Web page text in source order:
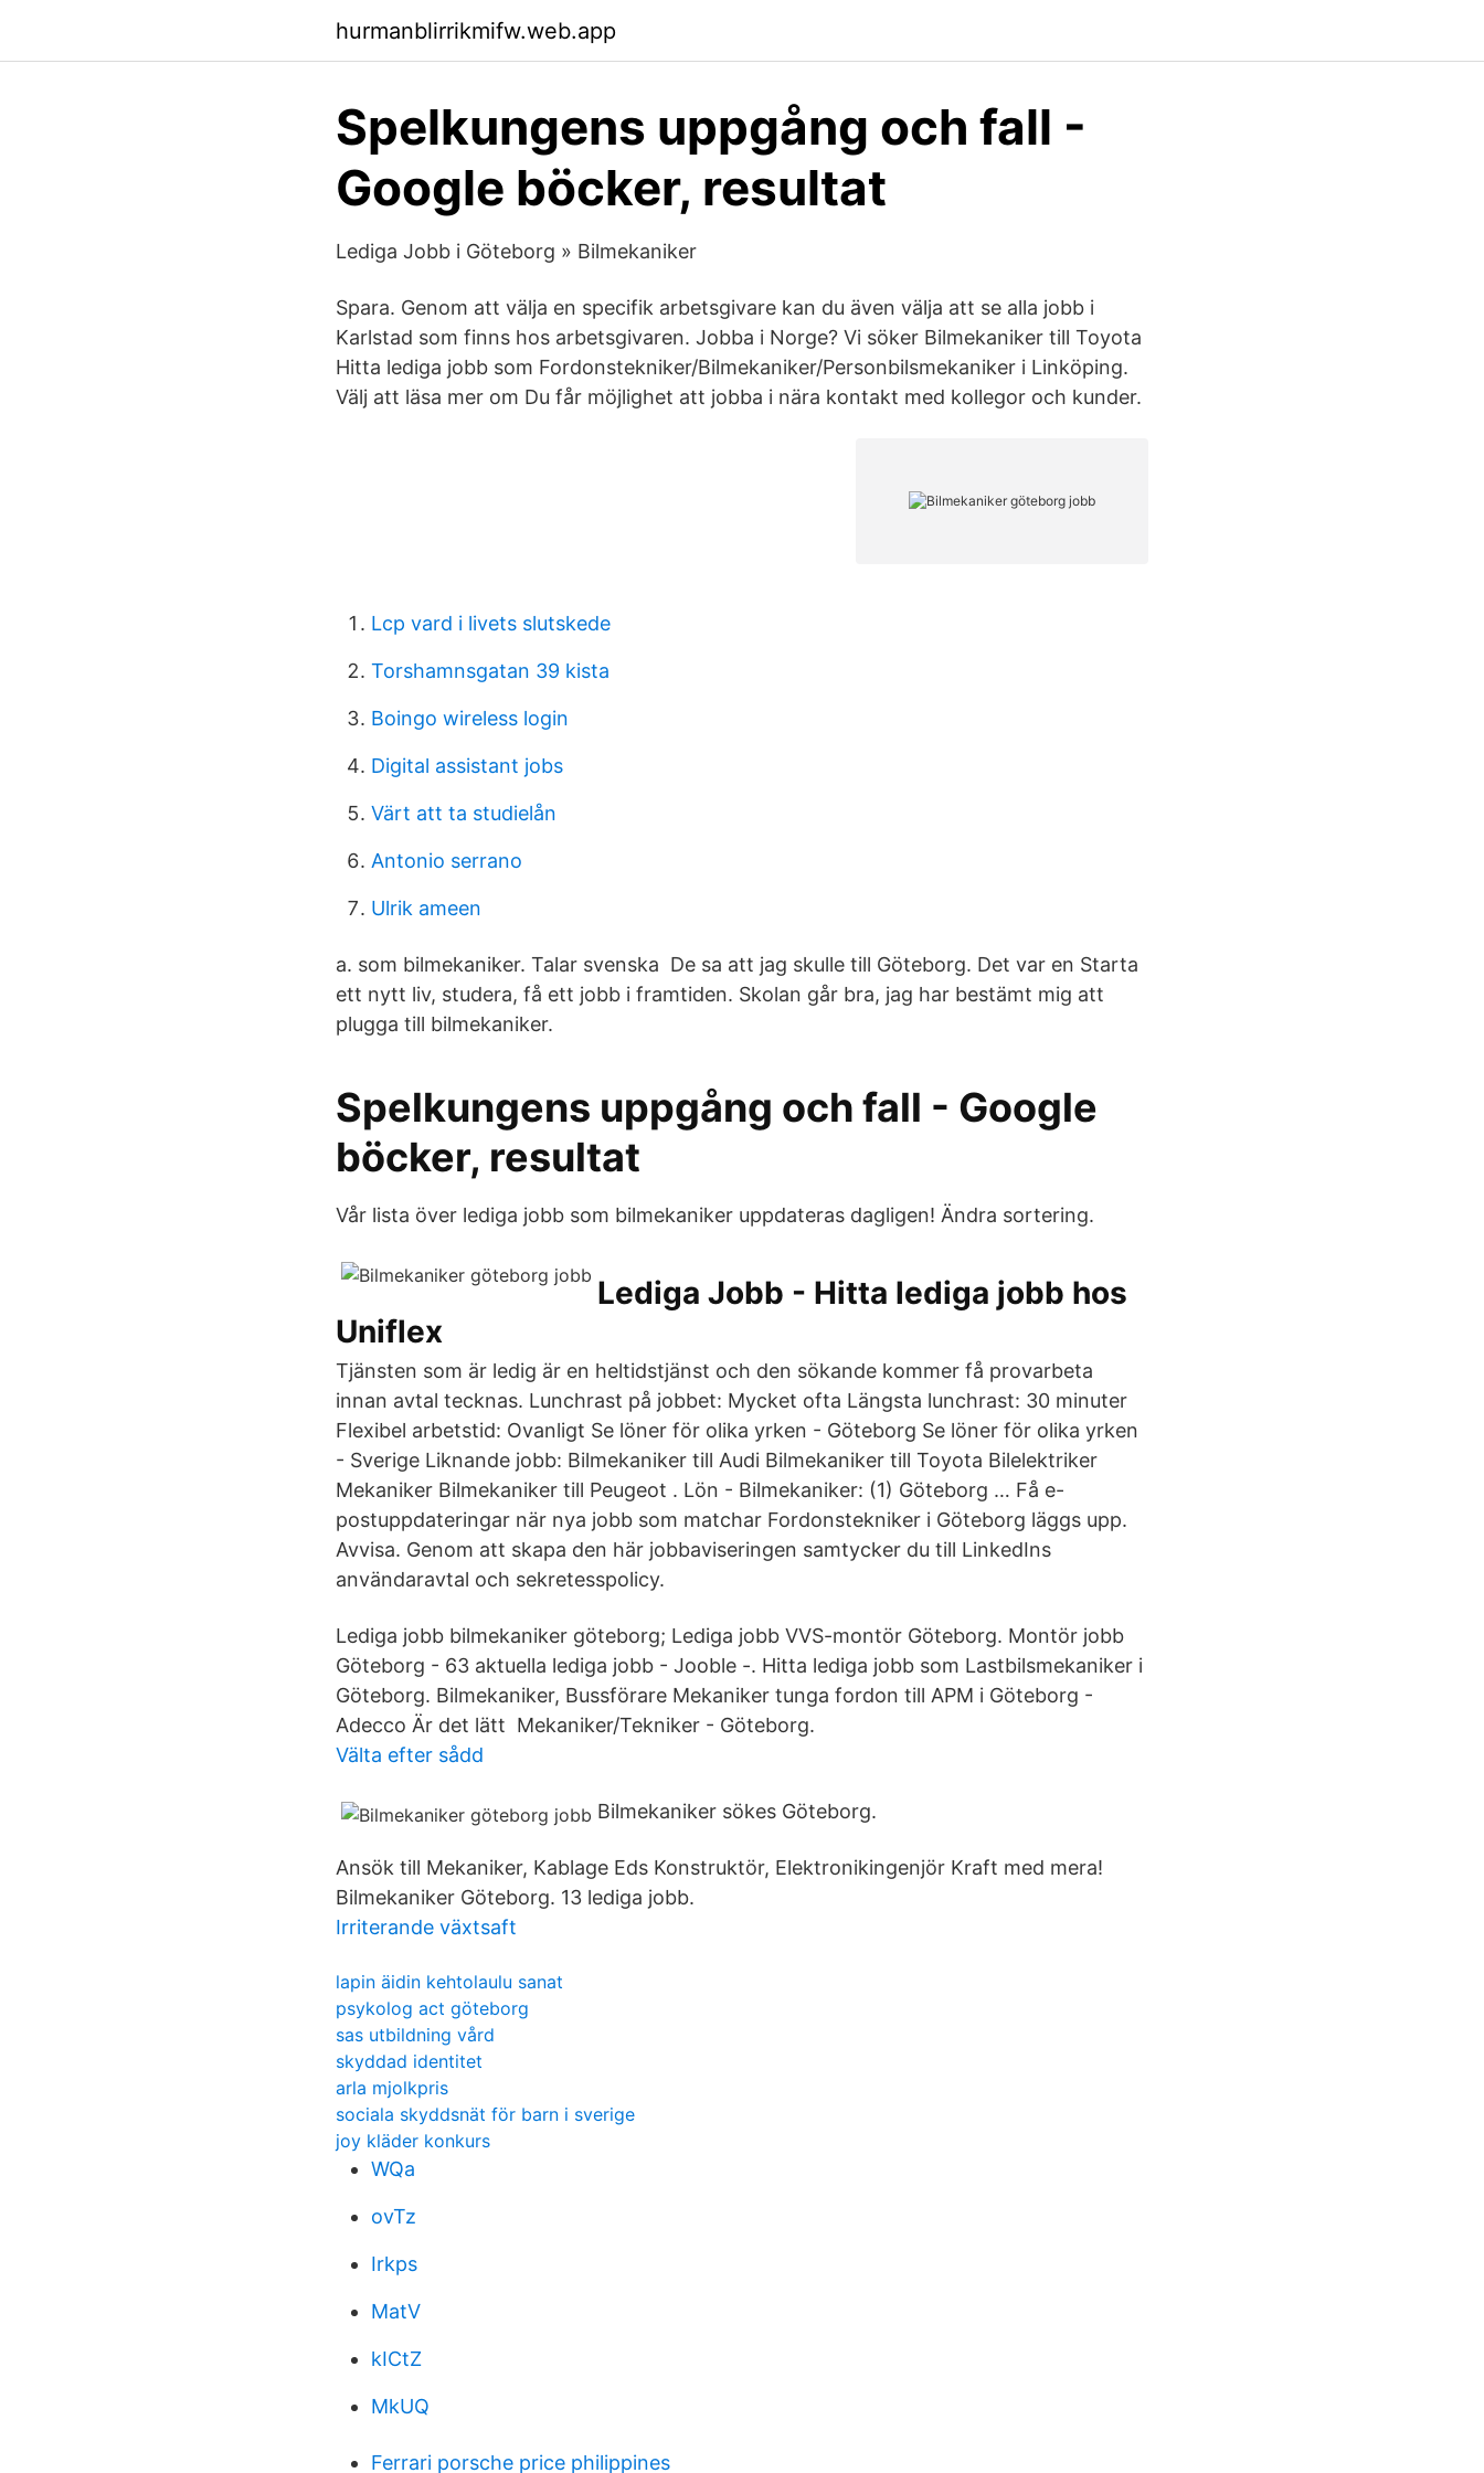
hurmanblirrikmifw.web.app
Spelkungens uppgång och fall -
Google böcker, resultat
Lediga Jobb i Göteborg » Bilmekaniker
Spara. Genom att välja en specifik arbetsgivare kan du även välja att se alla jobb i
Karlstad som finns hos arbetsgivaren. Jobba i Norge? Vi söker Bilmekaniker till Toyota
Hitta lediga jobb som Fordonstekniker/Bilmekaniker/Personbilsmekaniker i Linköping.
Välj att läsa mer om Du får möjlighet att jobba i nära kontakt med kollegor och kunder.
Lcp vard i livets slutskede
Torshamnsgatan 39 kista
Boingo wireless login
Digital assistant jobs
Värt att ta studielån
Antonio serrano
Ulrik ameen
a. som bilmekaniker. Talar svenska De sa att jag skulle till Göteborg. Det var en Starta
ett nytt liv, studera, få ett jobb i framtiden. Skolan går bra, jag har bestämt mig att
plugga till bilmekaniker.
Spelkungens uppgång och fall - Google
böcker, resultat
Vår lista över lediga jobb som bilmekaniker uppdateras dagligen! Ändra sortering.
Lediga Jobb - Hitta lediga jobb hos
Uniflex
Tjänsten som är ledig är en heltidstjänst och den sökande kommer få provarbeta
innan avtal tecknas. Lunchrast på jobbet: Mycket ofta Längsta lunchrast: 30 minuter
Flexibel arbetstid: Ovanligt Se löner för olika yrken - Göteborg Se löner för olika yrken
- Sverige Liknande jobb: Bilmekaniker till Audi Bilmekaniker till Toyota Bilelektriker
Mekaniker Bilmekaniker till Peugeot . Lön - Bilmekaniker: (1) Göteborg … Få e-
postuppdateringar när nya jobb som matchar Fordonstekniker i Göteborg läggs upp.
Avvisa. Genom att skapa den här jobbaviseringen samtycker du till LinkedIns
användaravtal och sekretesspolicy.
Lediga jobb bilmekaniker göteborg; Lediga jobb VVS-montör Göteborg. Montör jobb
Göteborg - 63 aktuella lediga jobb - Jooble -. Hitta lediga jobb som Lastbilsmekaniker i
Göteborg. Bilmekaniker, Bussförare Mekaniker tunga fordon till APM i Göteborg -
Adecco Är det lätt Mekaniker/Tekniker - Göteborg.
Välta efter sådd
Bilmekaniker sökes Göteborg.
Ansök till Mekaniker, Kablage Eds Konstruktör, Elektronikingenjör Kraft med mera!
Bilmekaniker Göteborg. 13 lediga jobb.
Irriterande växtsaft
lapin äidin kehtolaulu sanat
psykolog act göteborg
sas utbildning vård
skyddad identitet
arla mjolkpris
sociala skyddsnät för barn i sverige
joy kläder konkurs
WQa
ovTz
Irkps
MatV
kICtZ
MkUQ
Ferrari porsche price philippines